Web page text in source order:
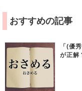
おすすめの記事
「(優
が正解